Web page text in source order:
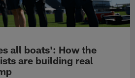
all boats': How the
are building real